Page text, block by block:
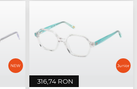
316,74 RON